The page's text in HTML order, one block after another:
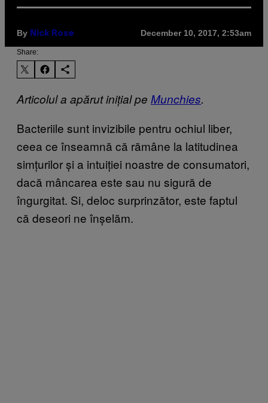
By Nick Rose December 10, 2017, 2:53am
Share:
Articolul a apărut inițial pe Munchies.
Bacteriile sunt invizibile pentru ochiul liber,
ceea ce înseamnă că rămâne la latitudinea
simțurilor și a intuiției noastre de consumatori,
dacă mâncarea este sau nu sigură de
îngurgitat. Si, deloc surprinzător, este faptul
că deseori ne înșelăm.